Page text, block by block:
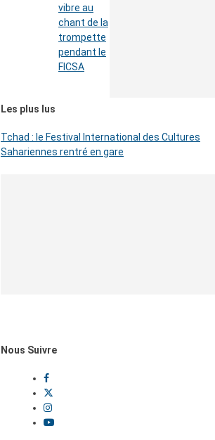
vibre au
chant de la
trompette
pendant le
FICSA
Les plus lus
Tchad : le Festival International des Cultures
Sahariennes rentré en gare
Nous Suivre